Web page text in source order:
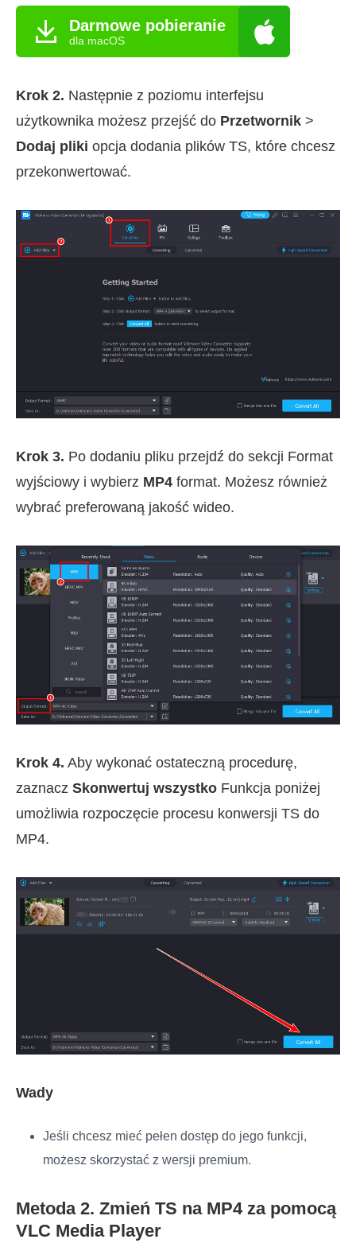
Darmowe pobieranie
dla macOS
Krok 2. Następnie z poziomu interfejsu
użytkownika możesz przejść do Przetwornik >
Dodaj pliki opcja dodania plików TS, które chcesz
przekonwertować.
Krok 3. Po dodaniu pliku przejdź do sekcji Format
wyjściowy i wybierz MP4 format. Możesz również
wybrać preferowaną jakość wideo.
Krok 4. Aby wykonać ostateczną procedurę,
zaznacz Skonwertuj wszystko Funkcja poniżej
umożliwia rozpoczęcie procesu konwersji TS do
MP4.
Wady
Jeśli chcesz mieć pełen dostęp do jego funkcji,
możesz skorzystać z wersji premium.
Metoda 2. Zmień TS na MP4 za pomocą
VLC Media Player